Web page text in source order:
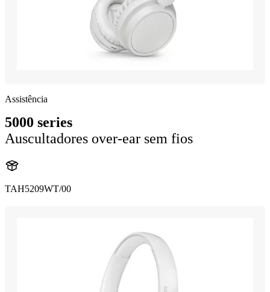
Assistência
5000 series
Auscultadores over-ear sem fios
TAH5209WT/00